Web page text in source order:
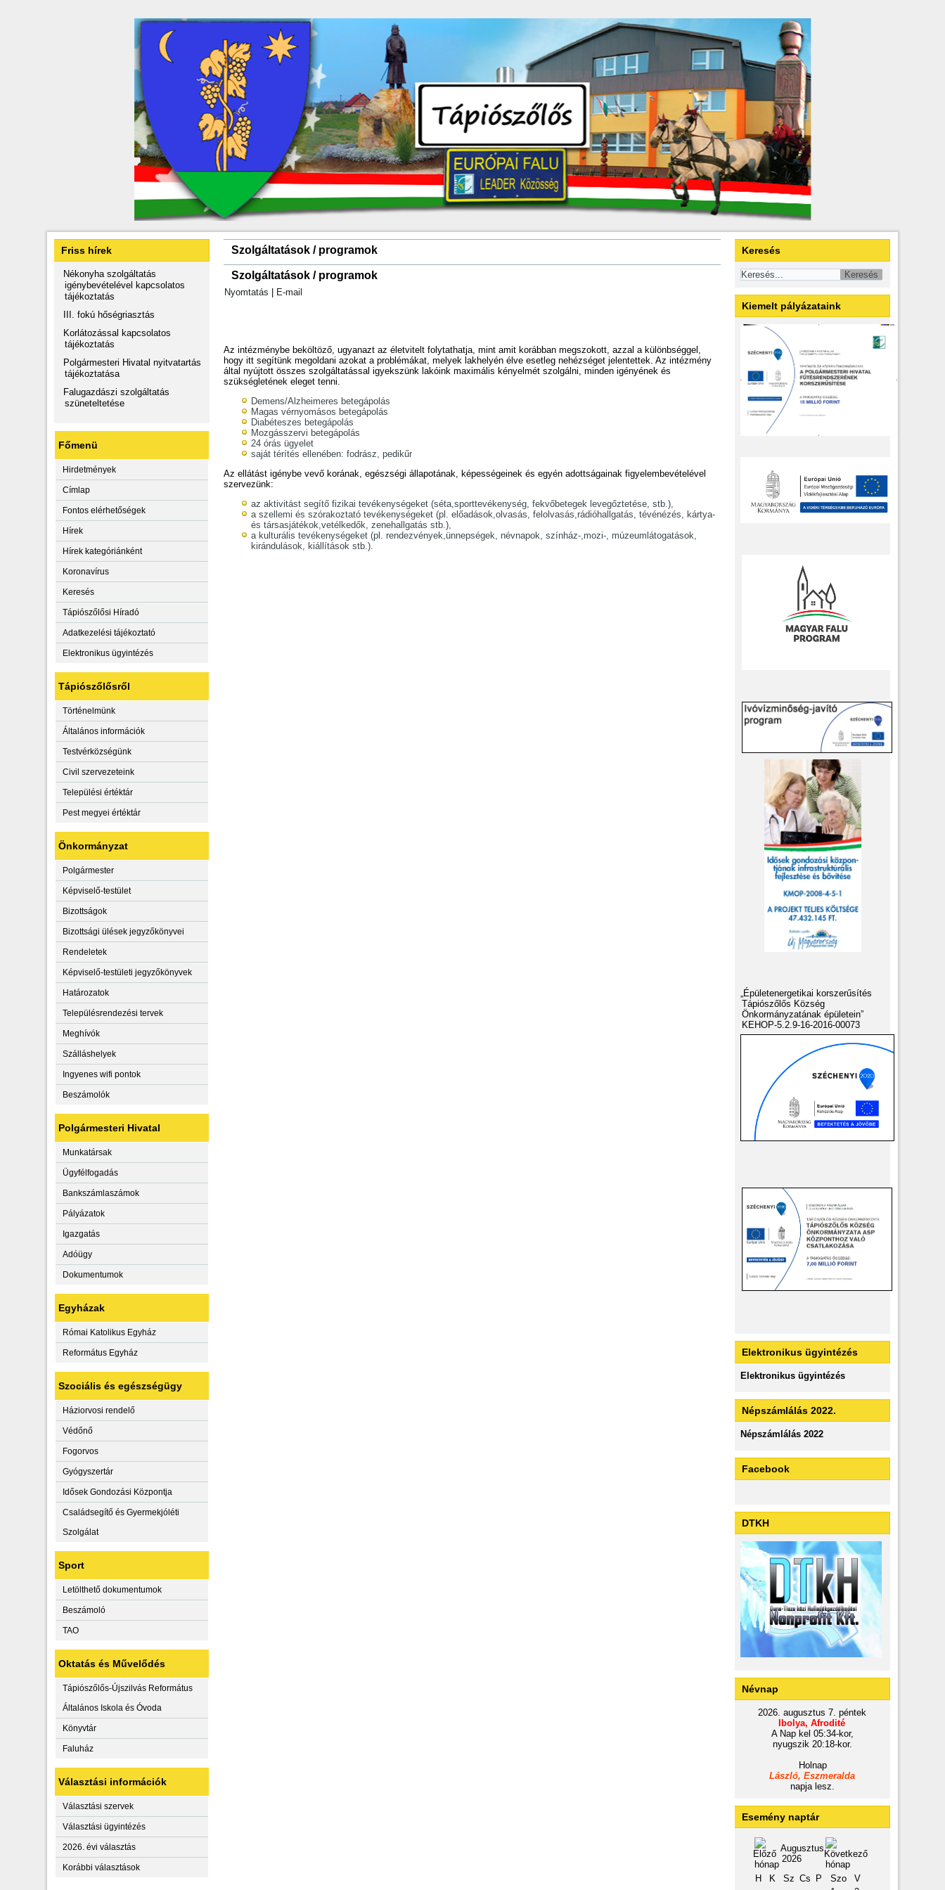
Friss hírek
Nékonyha szolgáltatás
igénybevételével kapcsolatos
tájékoztatás
III. fokú hőségriasztás
Korlátozással kapcsolatos
tájékoztatás
Polgármesteri Hivatal nyitvatartás
tájékoztatása
Falugazdászi szolgáltatás
szüneteltetése
Főmenü
Hirdetmények
Címlap
Fontos elérhetőségek
Hírek
Hírek kategóriánként
Koronavírus
Keresés
Tápiószőlősi Híradó
Adatkezelési tájékoztató
Elektronikus ügyintézés
Tápiószőlősről
Történelmünk
Általános információk
Testvérközségünk
Civil szervezeteink
Települési értéktár
Pest megyei értéktár
Önkormányzat
Polgármester
Képviselő-testület
Bizottságok
Bizottsági ülések jegyzőkönyvei
Rendeletek
Képviselő-testületi jegyzőkönyvek
Határozatok
Településrendezési tervek
Meghívók
Szálláshelyek
Ingyenes wifi pontok
Beszámolók
Polgármesteri Hivatal
Munkatársak
Ügyfélfogadás
Bankszámlaszámok
Pályázatok
Igazgatás
Adóügy
Dokumentumok
Egyházak
Római Katolikus Egyház
Református Egyház
Szociális és egészségügy
Háziorvosi rendelő
Védőnő
Fogorvos
Gyógyszertár
Idősek Gondozási Központja
Családsegítő és Gyermekjóléti
Szolgálat
Sport
Letölthető dokumentumok
Beszámoló
TAO
Oktatás és Művelődés
Tápiószőlős-Újszilvás Református
Általános Iskola és Óvoda
Könyvtár
Faluház
Választási információk
Választási szervek
Választási ügyintézés
2026. évi választás
Korábbi választások
Szolgáltatások / programok
Szolgáltatások / programok
Nyomtatás E-mail
Az intézménybe beköltöző, ugyanazt az életvitelt folytathatja, mint amit korábban megszokott, azzal a különbséggel,
hogy itt segítünk megoldani azokat a problémákat, melyek lakhelyén élve esetleg nehézséget jelentettek. Az intézmény
által nyújtott összes szolgáltatással igyekszünk lakóink maximális kényelmét szolgálni, minden igényének és
szükségletének eleget tenni.
Demens/Alzheimeres betegápolás
Magas vérnyomásos betegápolás
Diabéteszes betegápolás
Mozgásszervi betegápolás
24 órás ügyelet
saját térítés ellenében: fodrász, pedikűr
Az ellátást igénybe vevő korának, egészségi állapotának, képességeinek és egyén adottságainak figyelembevételével
szervezünk:
az aktivitást segítő fizikai tevékenységeket (séta,sporttevékenység, fekvőbetegek levegőztetése, stb.),
a szellemi és szórakoztató tevékenységeket (pl. előadások,olvasás, felolvasás,rádióhallgatás, tévénézés, kártya-
és társasjátékok,vetélkedők, zenehallgatás stb.),
a kulturális tevékenységeket (pl. rendezvények,ünnepségek, névnapok, színház-,mozi-, múzeumlátogatások,
kirándulások, kiállítások stb.).
Keresés
Kiemelt pályázataink
„Épületenergetikai korszerűsítés
Tápiószőlős Község
Önkormányzatának épületein”
KEHOP-5.2.9-16-2016-00073
Elektronikus ügyintézés
Elektronikus ügyintézés
Népszámlálás 2022.
Népszámlálás 2022
Facebook
DTKH
Névnap
2026. augusztus 7. péntek
Ibolya, Afrodité
A Nap kel 05:34-kor,
nyugszik 20:18-kor.
Holnap
László, Eszmeralda
napja lesz.
Esemény naptár
Augusztus
2026
H
K Sz Cs P Szo
V